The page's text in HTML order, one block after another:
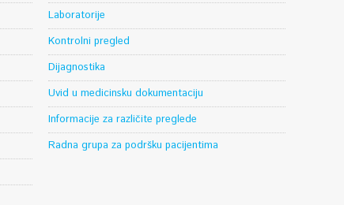
Laboratorije
Kontrolni pregled
Dijagnostika
Uvid u medicinsku dokumentaciju
Informacije za različite preglede
Radna grupa za podršku pacijentima